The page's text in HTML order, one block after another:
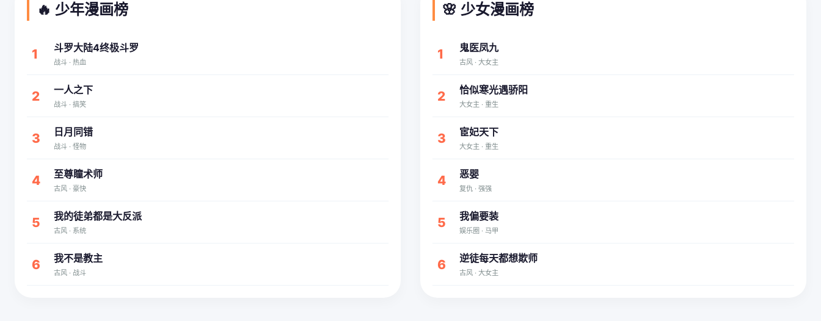
🔥 少年漫画榜
1 斗罗大陆4终极斗罗
战斗 · 热血
2 一人之下
战斗 · 搞笑
3 日月同错
战斗 · 怪物
4 至尊瞳术师
古风 · 豪快
5 我的徒弟都是大反派
古风 · 系统
6 我不是教主
古风 · 战斗
🌸 少女漫画榜
1 鬼医凤九
古风 · 大女主
2 恰似寒光遇骄阳
大女主 · 重生
3 宦妃天下
大女主 · 重生
4 恶婴
复仇 · 强强
5 我偏要装
娱乐圈 · 马甲
6 逆徒每天都想欺师
古风 · 大女主